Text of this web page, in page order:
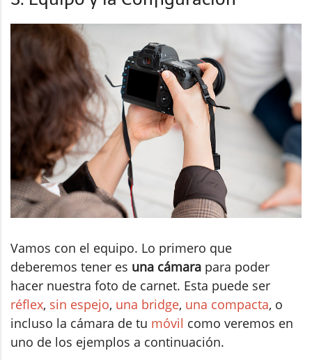
Vamos con el equipo. Lo primero que
deberemos tener es una cámara para poder
hacer nuestra foto de carnet. Esta puede ser
réflex, sin espejo, una bridge, una compacta, o
incluso la cámara de tu móvil como veremos en
uno de los ejemplos a continuación.